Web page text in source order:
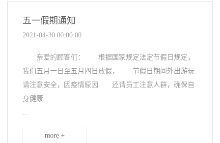
五一假期通知
2021-04-30 00:00:00
亲爱的顾客们： 根据国家规定法定节假日规定，
我们五月一日至五月四日放假， 节假日期间外出游玩
请注意安全，因疫情原因 还请员工注意人群，确保自
身健康
more +